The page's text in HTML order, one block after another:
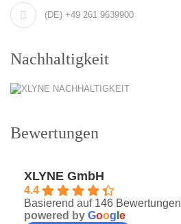
(DE) +49 261 9639900
Nachhaltigkeit
Bewertungen
XLYNE GmbH
4.4
Basierend auf 146 Bewertungen
powered by Goog e